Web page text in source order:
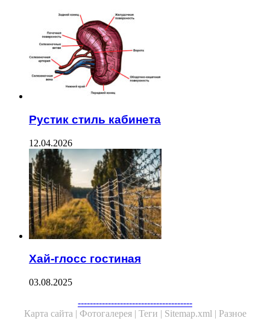
Рустик стиль кабинета
12.04.2026
Хай-глосс гостиная
03.08.2025
--------------------------------------
Карта сайта | Фотогалерея | Теги | Sitemap.xml | Разное